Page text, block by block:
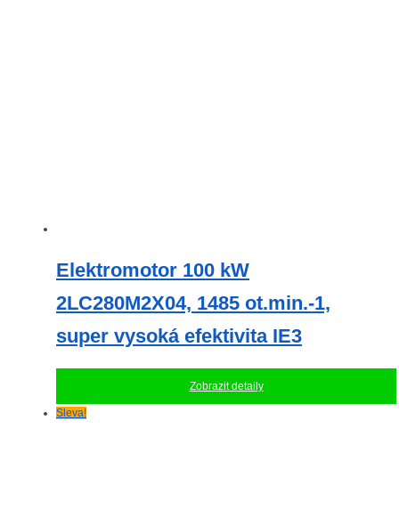
Elektromotor 100 kW
2LC280M2X04, 1485 ot.min.-1,
super vysoká efektivita IE3
Zobrazit detaily
Sleva!